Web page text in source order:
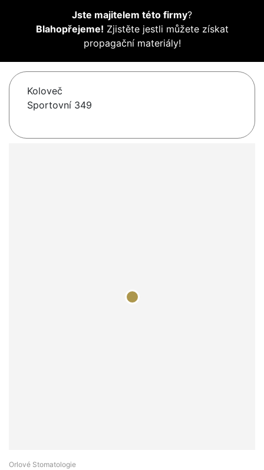
Jste majitelem této firmy?
Blahopřejeme! Zjistěte jestli můžete získat
propagační materiály!
Koloveč
Sportovní 349
Orlové Stomatologie